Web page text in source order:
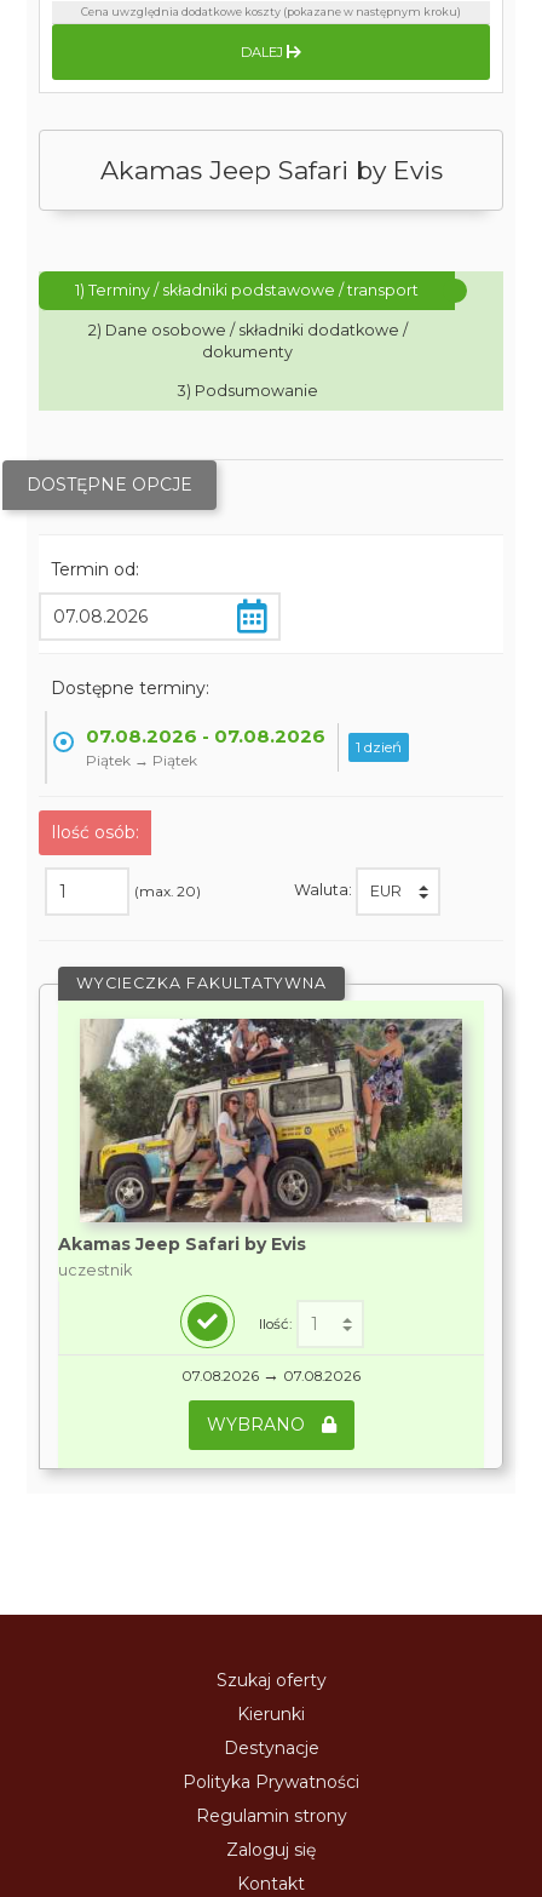
Akamas Jeep Safari by Evis
1) Terminy / składniki podstawowe / transport
2) Dane osobowe / składniki dodatkowe /
dokumenty
3) Podsumowanie
DOSTĘPNE OPCJE
Termin od:
Dostępne terminy:
07.08.2026 - 07.08.2026
Piątek → Piątek
1 dzień
Ilość osób:
(max. 20) Waluta:
WYCIECZKA FAKULTATYWNA
Akamas Jeep Safari by Evis
uczestnik
Ilość:
07.08.2026 → 07.08.2026
WYBRANO
Cena uwzględnia dodatkowe koszty (pokazane w następnym kroku)
DALEJ
Szukaj oferty
Kierunki
Destynacje
Polityka Prywatności
Regulamin strony
Zaloguj się
Kontakt